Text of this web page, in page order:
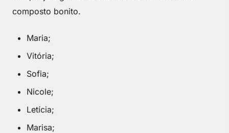
composto bonito.
Maria;
Vitória;
Sofia;
Nicole;
Letícia;
Marisa;